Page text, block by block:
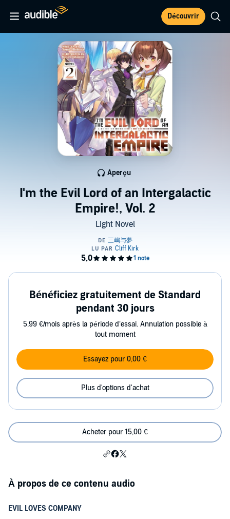
Découvrir
I'm the Evil Lord of an Intergalactic
Empire!, Vol. 2
Light Novel
Aperçu
Bénéficiez gratuitement de Standard
pendant 30 jours
5,99 €/mois après la période d’essai. Annulation possible à
tout moment
Essayez pour 0,00 €
Plus d'options d'achat
Acheter pour 15,00 €
À propos de ce contenu audio
EVIL LOVES COMPANY